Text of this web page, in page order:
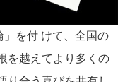
」を付 けて、全国の
を越えてより多くの